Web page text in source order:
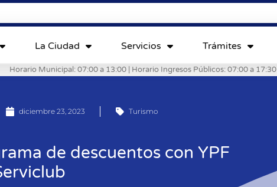
La Ciudad Servicios Trámites
Horario Municipal: 07:00 a 13:00 | Horario Ingresos Públicos: 07:00 a 17:30
diciembre 23, 2023 Turismo
de descuentos con YPF